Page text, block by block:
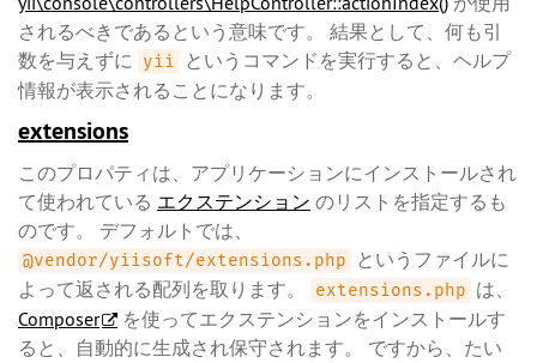
されるべきであるという意味です。 結果として、何も引
数を与えずに yii
というコマンドを実行すると、ヘルプ
情報が表示されることになります。
extensions
このプロパティは、アプリケーションにインストールされ
て使われている エクステンション のリストを指定するも
のです。 デフォルトでは、
@vendor/yiisoft/extensions.php
というファイルに
よって返される配列を取ります。
extensions.php は、
Composer
を使ってエクステンションをインストールす
ると、自動的に生成され保守されます。 ですから、たい